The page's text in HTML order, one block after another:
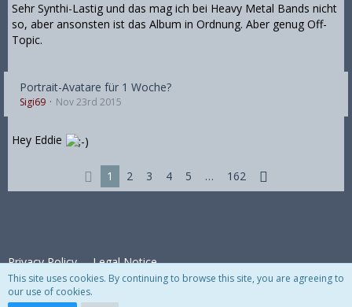
Sehr Synthi-Lastig und das mag ich bei Heavy Metal Bands nicht
so, aber ansonsten ist das Album in Ordnung. Aber genug Off-
Topic.
Portrait-Avatare für 1 Woche?
Sigi69 Nov 23rd 2015
Hey Eddie
1 2 3 4 5 … 162
Privacy Policy Legal Notice
This site uses cookies. By continuing to browse this site, you are agreeing to
our use of cookies.